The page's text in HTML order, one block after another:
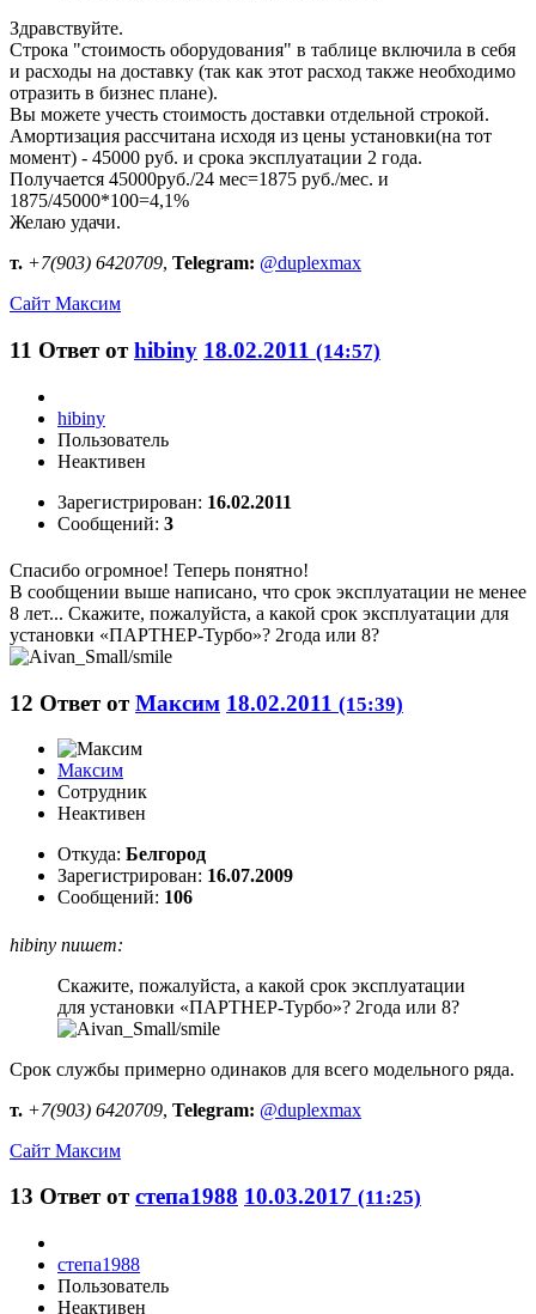
Здравствуйте.
Строка "стоимость оборудования" в таблице включила в себя
и расходы на доставку (так как этот расход также необходимо
отразить в бизнес плане).
Вы можете учесть стоимость доставки отдельной строкой.
Амортизация рассчитана исходя из цены установки(на тот
момент) - 45000 руб. и срока эксплуатации 2 года.
Получается 45000руб./24 мес=1875 руб./мес. и
1875/45000*100=4,1%
Желаю удачи.
т. +7(903) 6420709, Telegram: @duplexmax
Сайт Максим
11 Ответ отhibiny 18.02.2011 (14:57)
hibiny
Пользователь
Неактивен
Зарегистрирован: 16.02.2011
Сообщений: 3
Спасибо огромное! Теперь понятно!
В сообщении выше написано, что срок эксплуатации не менее
8 лет... Скажите, пожалуйста, а какой срок эксплуатации для
установки «ПАРТНЕР-Турбо»? 2года или 8?
12 Ответ отМаксим 18.02.2011 (15:39)
Максим
Сотрудник
Неактивен
Откуда: Белгород
Зарегистрирован: 16.07.2009
Сообщений: 106
hibiny пишет:
Скажите, пожалуйста, а какой срок эксплуатации
для установки «ПАРТНЕР-Турбо»? 2года или 8?
Срок службы примерно одинаков для всего модельного ряда.
т. +7(903) 6420709, Telegram: @duplexmax
Сайт Максим
13 Ответ отстепа1988 10.03.2017 (11:25)
степа1988
Пользователь
Неактивен